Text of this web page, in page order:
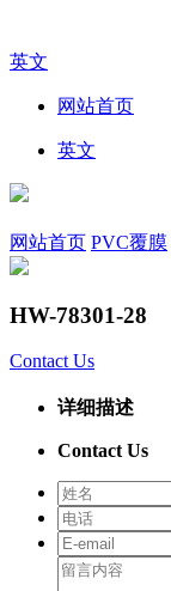
英文
网站首页
英文
网站首页 PVC覆膜
HW-78301-28
Contact Us
详细描述
Contact Us